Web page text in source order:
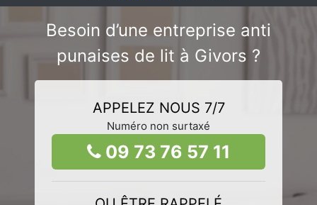
Besoin d’une entreprise anti
punaises de lit à Givors ?
APPELEZ NOUS 7/7
Numéro non surtaxé
09 73 76 57 11